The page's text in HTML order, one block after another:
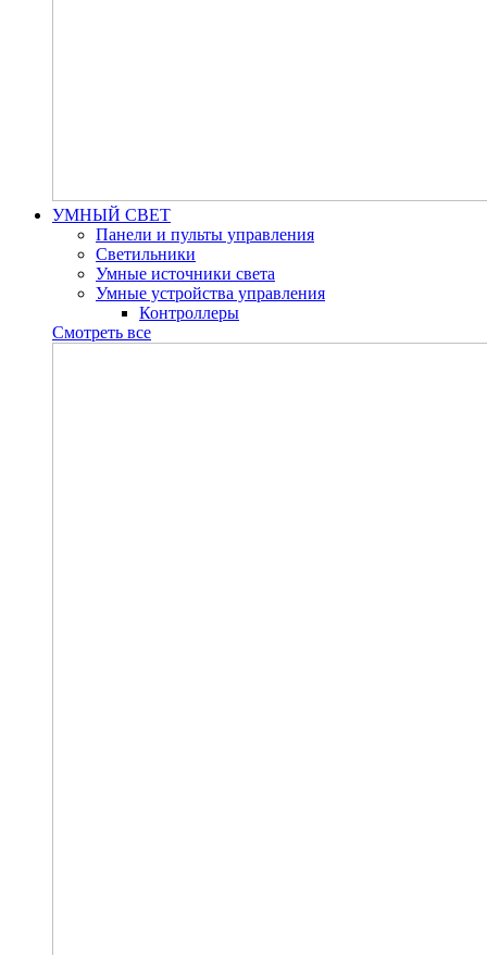
УМНЫЙ СВЕТ
Панели и пульты управления
Светильники
Умные источники света
Умные устройства управления
Контроллеры
Смотреть все